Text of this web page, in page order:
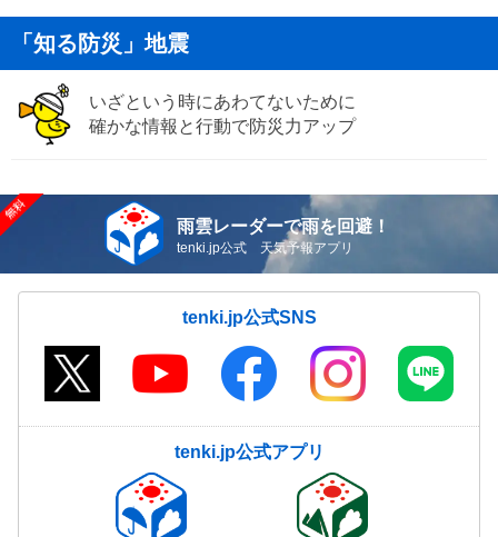
「知る防災」地震
いざという時にあわてないために
確かな情報と行動で防災力アップ
雨雲レーダーで雨を回避！
tenki.jp公式 天気予報アプリ
tenki.jp公式SNS
tenki.jp公式アプリ